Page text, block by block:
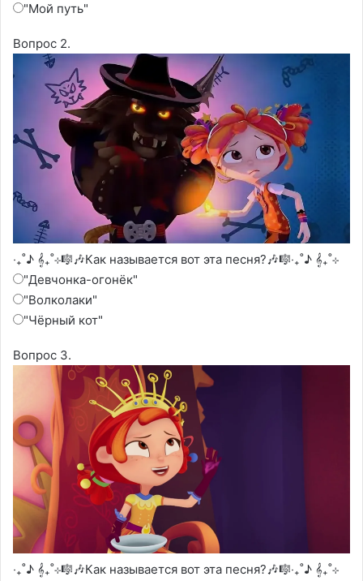
"Мой путь"
Вопрос 2.
‧₊˚♪ 𝄞₊˚⊹🎼🎶Как называется вот эта песня?🎶🎼‧₊˚♪ 𝄞₊˚⊹
"Девчонка-огонёк"
"Волколаки"
"Чёрный кот"
Вопрос 3.
‧₊˚♪ 𝄞₊˚⊹🎼🎶Как называется вот эта песня?🎶🎼‧₊˚♪ 𝄞₊˚⊹